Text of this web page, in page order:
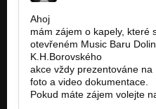
Ahoj
mám zájem o kapely, které
otevřeném Music Baru
K.H.Borovského
akce vždy prezentováne
foto a video dokumentace.
Pokud máte zájem volejte